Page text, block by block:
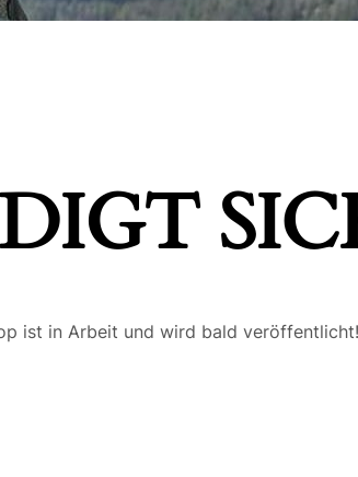
ist in Arbeit und wird bald veröffentlicht!